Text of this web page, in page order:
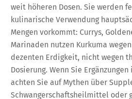
weit höheren Dosen. Sie werden
kulinarische Verwendung
Mengen vorkommt: Currys,
Marinaden nutzen Kurkuma
dezenten Erdigkeit, nicht wegen
Dosierung. Wenn Sie
achten Sie auf Mythen über
Schwangerschaftsheilmittel oder